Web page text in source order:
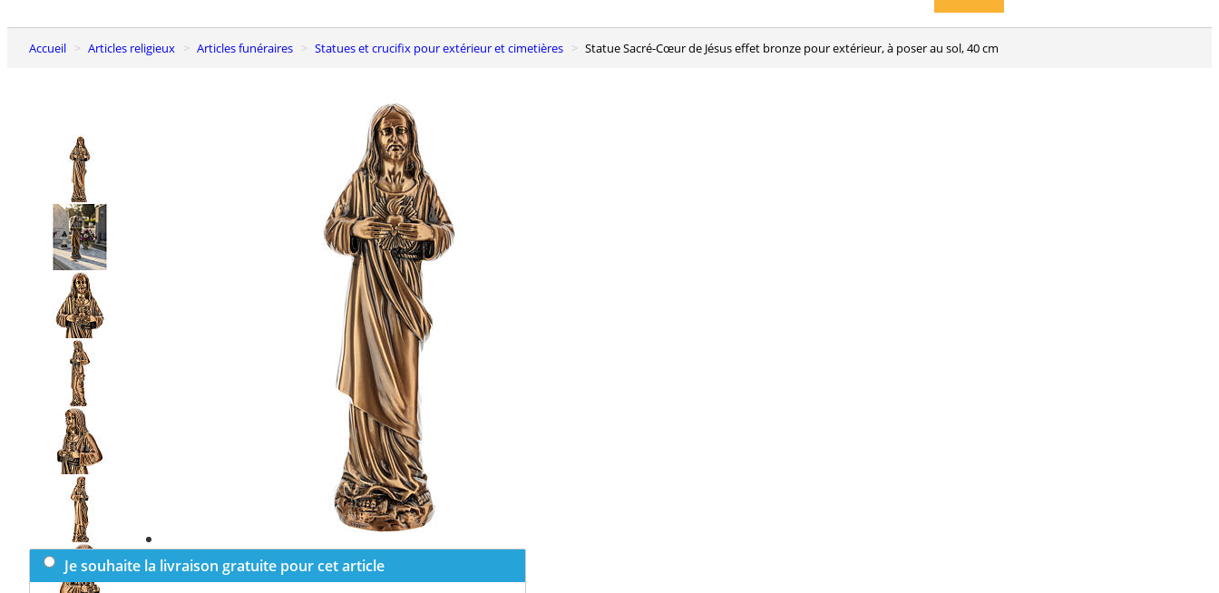
Accueil Articles religieux Articles funéraires Statues et crucifix pour extérieur et cimetières Statue Sacré-Cœur de Jésus effet bronze pour extérieur, à poser au sol, 40 cm
Previous
slide
Next
slide
Je souhaite la livraison gratuite pour cet article